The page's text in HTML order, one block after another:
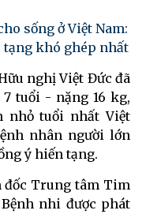
sống ở Việt Nam:
tạng khó ghép nhất
nghị Việt Đức đã
tuổi - nặng 16 kg,
nhỏ tuổi nhất Việt
nhân người lớn
ý hiến tạng.
đốc Trung tâm Tim
nhi được phát